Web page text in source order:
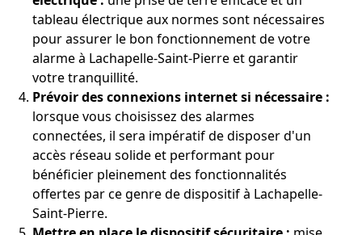
tableau électrique aux normes sont nécessaires
pour assurer le bon fonctionnement de votre
alarme à Lachapelle-Saint-Pierre et garantir
votre tranquillité.
Prévoir des connexions internet si nécessaire :
lorsque vous choisissez des alarmes
connectées, il sera impératif de disposer d'un
accès réseau solide et performant pour
bénéficier pleinement des fonctionnalités
offertes par ce genre de dispositif à Lachapelle-
Saint-Pierre.